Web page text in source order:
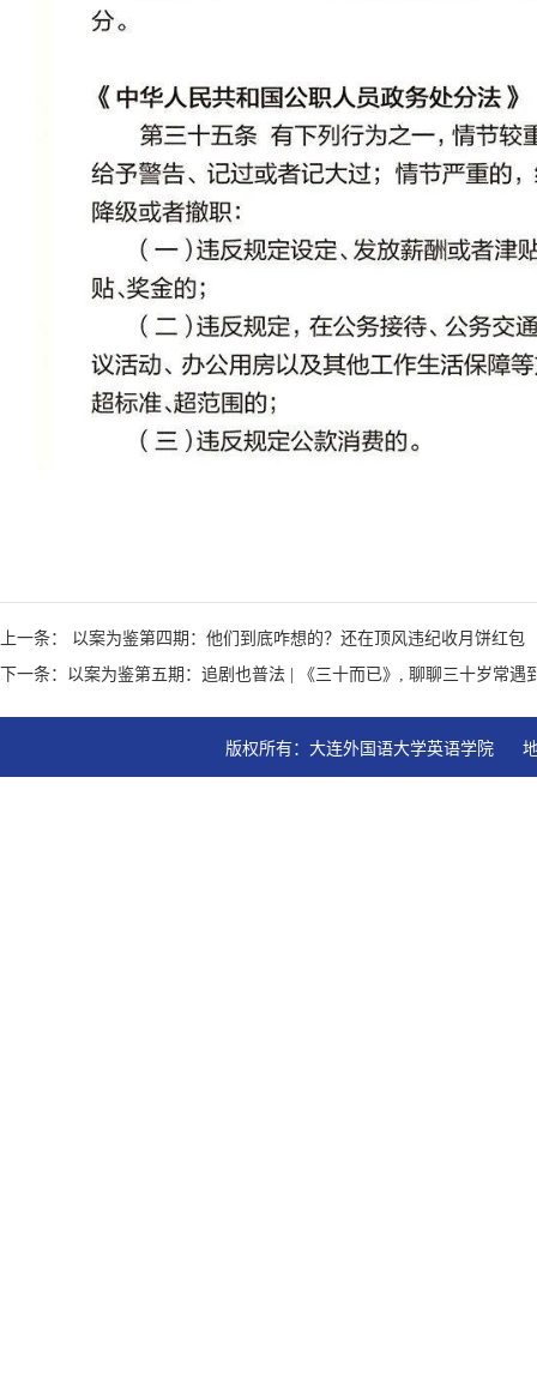
上一条： 以案为鉴第四期：他们到底咋想的？还在顶风违纪收月饼红包
下一条：以案为鉴第五期：追剧也普法 | 《三十而已》, 聊聊三十岁常遇
版权所有：大连外国语大学英语学院